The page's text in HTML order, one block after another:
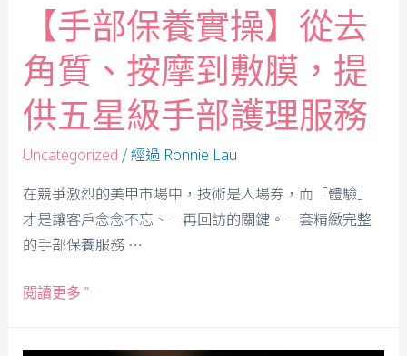
【手部保養實操】從去
角質、按摩到敷膜，提
供五星級手部護理服務
Uncategorized / 經過 Ronnie Lau
在競爭激烈的美甲市場中，技術是入場券，而「體驗」
才是讓客戶念念不忘、一再回訪的關鍵。一套精緻完整
的手部保養服務 …
閱讀更多 ”